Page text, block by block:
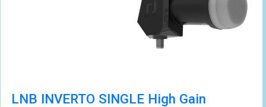
LNB INVERTO SINGLE High Gain